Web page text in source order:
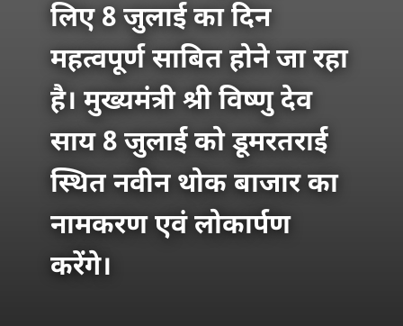
लिए 8 जुलाई का दिन
महत्वपूर्ण साबित होने जा रहा
है। मुख्यमंत्री श्री विष्णु देव
साय 8 जुलाई को डूमरतराई
स्थित नवीन थोक बाजार का
नामकरण एवं लोकार्पण
करेंगे।